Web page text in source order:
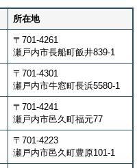
所在地
〒701-4261
瀬戸内市長船町飯井839-1
〒701-4301
瀬戸内市牛窓町長浜5580-1
〒701-4241
瀬戸内市邑久町福元77
〒701-4223
瀬戸内市邑久町豊原101-1